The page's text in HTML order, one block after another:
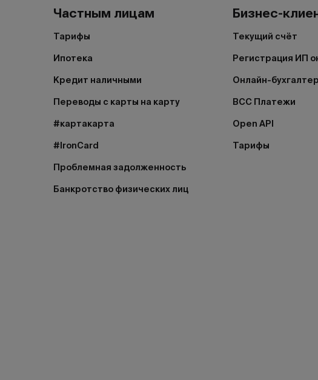
Частным лицам
Тарифы
Ипотека
Кредит наличными
Переводы с карты на карту
#картакарта
#IronCard
Проблемная задолженность
Банкротство физических лиц
Бизнес-
Текущий счёт
Регистрация ИП
Онлайн-
BCC Платежи
Open API
Тарифы